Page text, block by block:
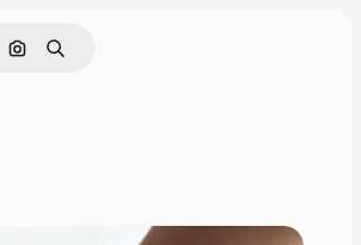
Søk etter bilde
Søk